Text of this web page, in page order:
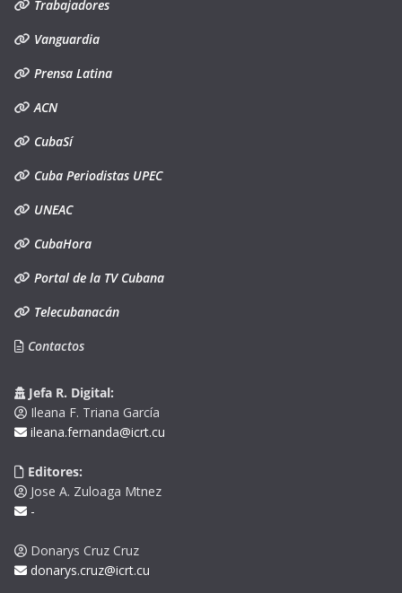
Trabajadores
Vanguardia
Prensa Latina
ACN
CubaSí
Cuba Periodistas UPEC
UNEAC
CubaHora
Portal de la TV Cubana
Telecubanacán
Contactos
Jefa R. Digital:
Ileana F. Triana García
ileana.fernanda@icrt.cu
Editores:
Jose A. Zuloaga Mtnez
-
Donarys Cruz Cruz
donarys.cruz@icrt.cu